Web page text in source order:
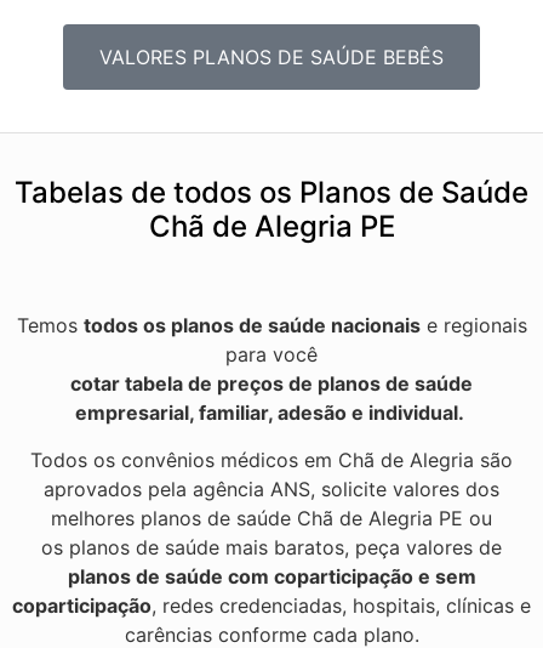
VALORES PLANOS DE SAÚDE BEBÊS
Tabelas de todos os Planos de Saúde
Chã de Alegria PE
Temos todos os planos de saúde nacionaise regionais
para você
cotar tabela de preços de planos de saúde
empresarial, familiar, adesão e individual.
Todos os convênios médicos em Chã de Alegria são
aprovados pela agência ANS, solicite valores dos
melhores planos de saúde Chã de Alegria PE ou
os planos de saúde mais baratos, peça valores de
planos de saúde com coparticipação e sem
coparticipação, redes credenciadas, hospitais, clínicas e
carências conforme cada plano.